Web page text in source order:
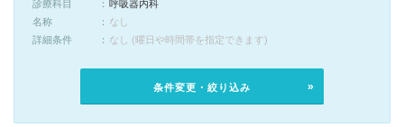
診療科目
呼吸器内科
名称
なし
詳細条件
なし (曜日や時間帯を指定できます)
条件変更・絞り込み